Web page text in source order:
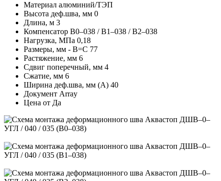
Материал алюминий/ТЭП
Высота деф.шва, мм 0
Длина, м 3
Компенсатор В0–038 / В1–038 / В2–038
Нагрузка, МПа 0,18
Размеры, мм - В=С 77
Растяжение, мм 6
Сдвиг поперечный, мм 4
Сжатие, мм 6
Ширина деф.шва, мм (А) 40
Документ Array
Цена от Да